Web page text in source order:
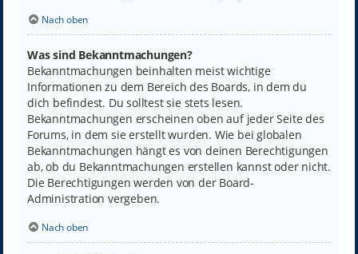
Nach oben
Was sind Bekanntmachungen?
Bekanntmachungen beinhalten meist wichtige
Informationen zu dem Bereich des Boards, in dem du
dich befindest. Du solltest sie stets lesen.
Bekanntmachungen erscheinen oben auf jeder Seite des
Forums, in dem sie erstellt wurden. Wie bei globalen
Bekanntmachungen hängt es von deinen Berechtigungen
ab, ob du Bekanntmachungen erstellen kannst oder nicht.
Die Berechtigungen werden von der Board-
Administration vergeben.
Nach oben